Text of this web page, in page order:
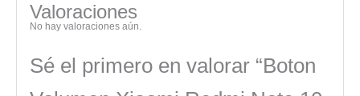
Valoraciones
No hay valoraciones aún.
Sé el primero en valorar “Boton